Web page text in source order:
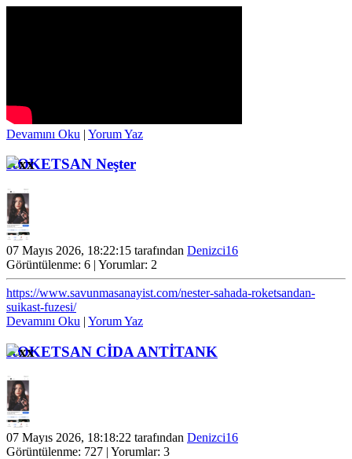
Devamını Oku | Yorum Yaz
ROKETSAN Neşter
07 Mayıs 2026, 18:22:15 tarafından Denizci16
Görüntülenme: 6 | Yorumlar: 2
https://www.savunmasanayist.com/nester-sahada-roketsandan-
suikast-fuzesi/
Devamını Oku | Yorum Yaz
ROKETSAN CİDA ANTİTANK
07 Mayıs 2026, 18:18:22 tarafından Denizci16
Görüntülenme: 727 | Yorumlar: 3